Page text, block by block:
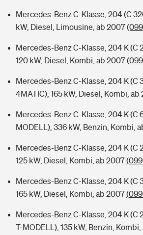
Mercedes-Benz C-Klasse, 204 (C
kW, Diesel, Limousine, ab 2007
Mercedes-Benz C-Klasse, 204 K (C
120 kW, Diesel, Kombi, ab 2007
Mercedes-Benz C-Klasse, 204 K (C
4MATIC), 165 kW, Diesel, Kombi, ab
Mercedes-Benz C-Klasse, 204 K (C
MODELL), 336 kW, Benzin, Kombi,
Mercedes-Benz C-Klasse, 204 K (C
125 kW, Diesel, Kombi, ab 2007
Mercedes-Benz C-Klasse, 204 K (C
165 kW, Diesel, Kombi, ab 2007
Mercedes-Benz C-Klasse, 204 K (C
T-MODELL), 135 kW, Benzin,